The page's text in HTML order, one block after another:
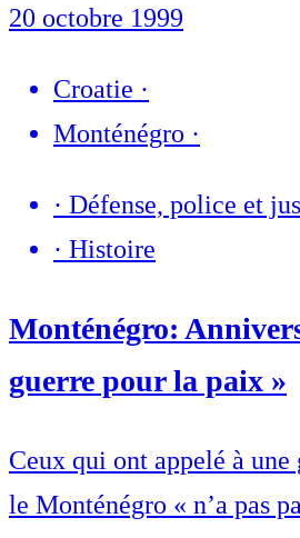
20 octobre 1999
Croatie ·
Monténégro ·
· Défense, police et
· Histoire
Monténégro:
guerre pour la paix »
Ceux qui ont appelé à
le Monténégro « n’a pas